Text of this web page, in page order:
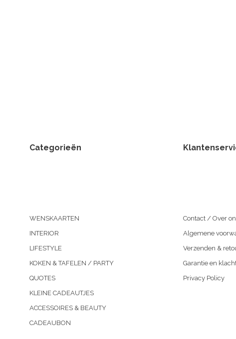
Categorieën
WENSKAARTEN
INTERIOR
LIFESTYLE
KOKEN & TAFELEN / PARTY
QUOTES
KLEINE CADEAUTJES
ACCESSOIRES & BEAUTY
CADEAUBON
Contact / Over
Algemene
Verzenden &
Garantie en
Privacy Policy